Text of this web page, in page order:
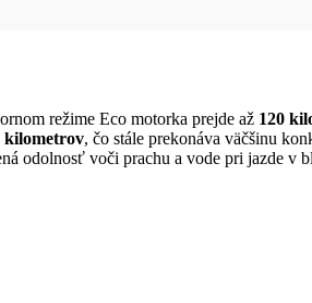
režime Eco motorka prejde až 120
kilometrov, čo stále prekonáva väčšinu
odolnosť voči prachu a vode pri jazde v